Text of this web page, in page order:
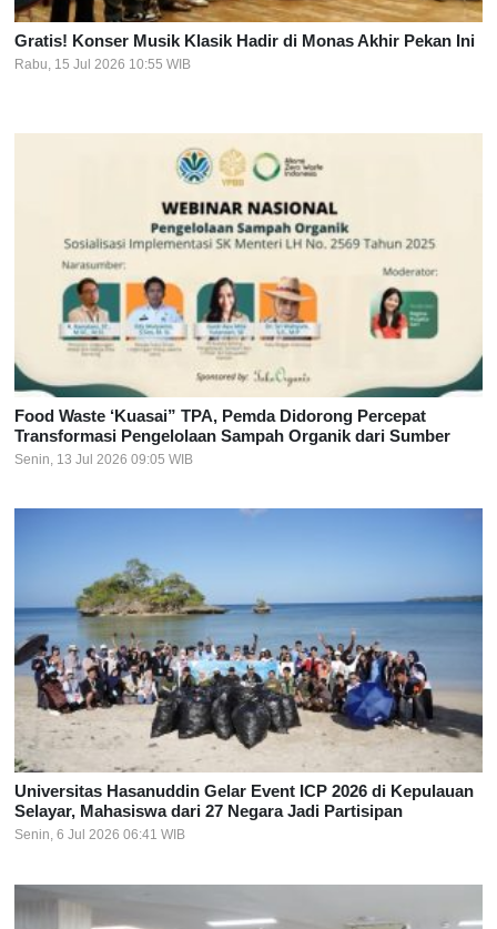
Gratis! Konser Musik Klasik Hadir di Monas Akhir Pekan Ini
Rabu, 15 Jul 2026 10:55 WIB
Food Waste ‘Kuasai” TPA, Pemda Didorong Percepat
Transformasi Pengelolaan Sampah Organik dari Sumber
Senin, 13 Jul 2026 09:05 WIB
Universitas Hasanuddin Gelar Event ICP 2026 di Kepulauan
Selayar, Mahasiswa dari 27 Negara Jadi Partisipan
Senin, 6 Jul 2026 06:41 WIB